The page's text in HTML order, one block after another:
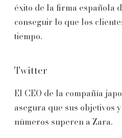
éxito de la firma española
conseguir lo que los
tiempo.
Twitter
El CEO de la compañía
asegura que sus objetivos
números superen a Zara.